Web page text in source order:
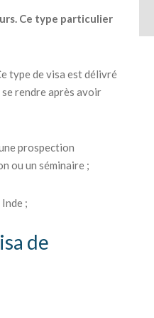
Ce type particulier
type de visa est délivré
rendre après avoir
prospection
ou un séminaire ;
;
de